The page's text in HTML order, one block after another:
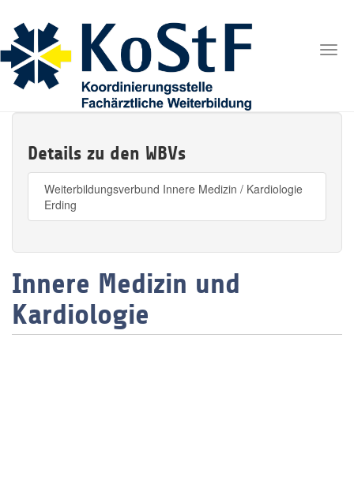
Details zu den WBVs
Weiterbildungsverbund Innere Medizin / Kardiologie
Erding
Innere Medizin und
Kardiologie